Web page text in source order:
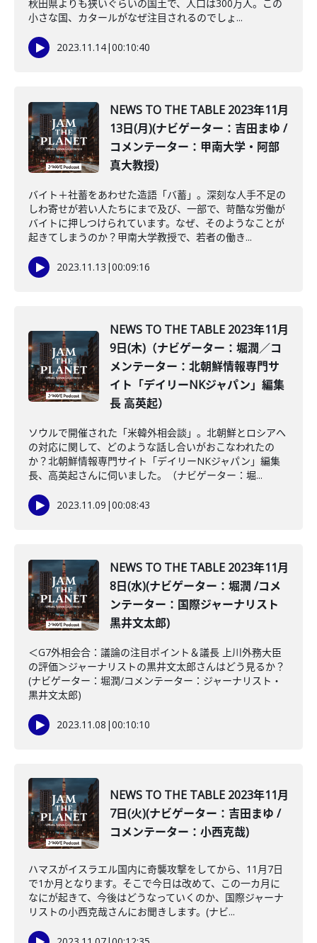
秋田県よりも狭いぐらいの国土で、人口は300万人。この
小さな国、カタールがなぜ注目されるのでしょ...
2023.11.14|00:10:40
NEWS TO THE TABLE 2023年11月
13日(月)(ナビゲーター：吉田まゆ /
コメンテーター：甲南大学・阿部
真大教授)
バイト＋社蓄をあわせた造語「バ蓄」。深刻な人手不足の
しわ寄せが若い人たちにまで及び、一部で、苛酷な労働が
バイトに押しつけられています。なぜ、そのようなことが
起きてしまうのか？甲南大学教授で、若者の働き...
2023.11.13 |00:09:16
NEWS TO THE TABLE 2023年11月
9日(木)（ナビゲーター：堀潤／コ
メンテーター：北朝鮮情報専門サ
イト「デイリーNKジャパン」編集
長 高英起）
ソウルで開催された「米韓外相会談」。北朝鮮とロシアへ
の対応に関して、どのような話し合いがおこなわれたの
か？北朝鮮情報専門サイト「デイリーNKジャパン」編集
長、高英起さんに伺いました。（ナビゲーター：堀...
2023.11.09 |00:08:43
NEWS TO THE TABLE 2023年11月
8日(水)(ナビゲーター：堀潤 /コメ
ンテーター：国際ジャーナリスト
黒井文太郎)
＜G7外相会合：議論の注目ポイント＆議長 上川外務大臣
の評価＞ジャーナリストの黒井文太郎さんはどう見るか？
(ナビゲーター：堀潤/コメンテーター：ジャーナリスト・
黒井文太郎)
2023.11.08 |00:10:10
NEWS TO THE TABLE 2023年11月
7日(火)(ナビゲーター：吉田まゆ /
コメンテーター：小西克哉)
ハマスがイスラエル国内に奇襲攻撃をしてから、11月7日
で1か月となります。そこで今日は改めて、この一カ月に
なにが起きて、今後はどうなっていくのか、国際ジャーナ
リストの小西克哉さんにお聞きします。(ナビ...